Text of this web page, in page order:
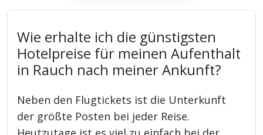
Wie erhalte ich die günstigsten
Hotelpreise für meinen Aufenthalt
in Rauch nach meiner Ankunft?
Neben den Flugtickets ist die Unterkunft
der größte Posten bei jeder Reise.